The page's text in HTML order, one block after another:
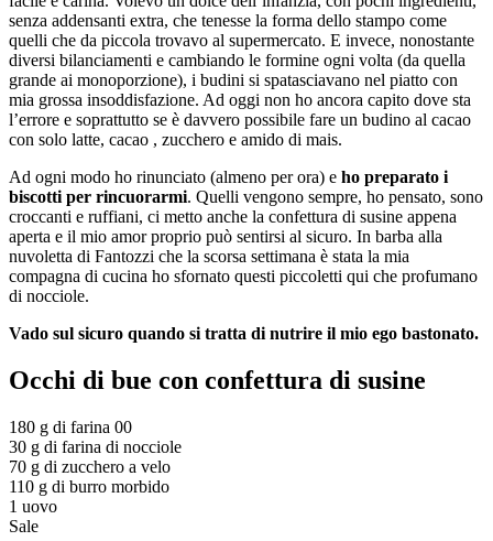
senza addensanti extra, che tenesse la forma dello stampo come
quelli che da piccola trovavo al supermercato. E invece, nonostante
diversi bilanciamenti e cambiando le formine ogni volta (da quella
grande ai monoporzione), i budini si spatasciavano nel piatto con
mia grossa insoddisfazione. Ad oggi non ho ancora capito dove sta
l’errore e soprattutto se è davvero possibile fare un budino al cacao
con solo latte, cacao , zucchero e amido di mais.
Ad ogni modo ho rinunciato (almeno per ora) e ho preparato i
biscotti per rincuorarmi. Quelli vengono sempre, ho pensato, sono
croccanti e ruffiani, ci metto anche la confettura di susine appena
aperta e il mio amor proprio può sentirsi al sicuro. In barba alla
nuvoletta di Fantozzi che la scorsa settimana è stata la mia
compagna di cucina ho sfornato questi piccoletti qui che profumano
di nocciole.
Vado sul sicuro quando si tratta di nutrire il mio ego bastonato.
Occhi di bue con confettura di susine
180 g di farina 00
30 g di farina di nocciole
70 g di zucchero a velo
110 g di burro morbido
1 uovo
Sale